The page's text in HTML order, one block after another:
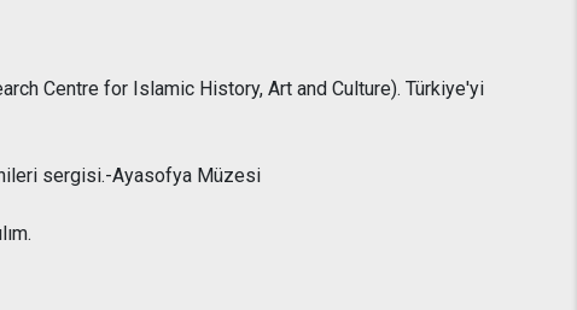
Centre for Islamic History, Art and Culture). Türkiye'yi
sergisi.-Ayasofya Müzesi